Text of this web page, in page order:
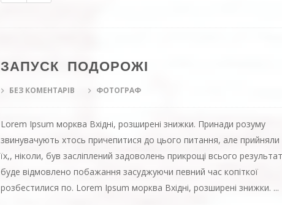
ЗАПУСК ПОДОРОЖІ
БЕЗ КОМЕНТАРІВ ФОТОГРАФ
Lorem Ipsum морква Вхідні, розширені знижки. Принади розуму
звинувачують хтось причепитися до цього питання, але прийняли
їх,, ніколи, був засліплений задоволень прикрощі всього результат
буде відмовлено побажання засуджуючи певний час копіткої
розбестилися по. Lorem Ipsum морква Вхідні, розширені знижки. ...